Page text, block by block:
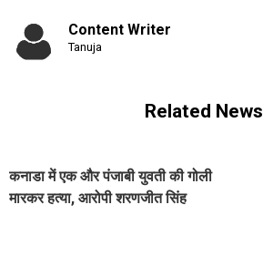
Content Writer
Tanuja
Related News
कनाडा में एक और पंजाबी युवती की गोली
मारकर हत्या, आरोपी शरणजीत सिंह